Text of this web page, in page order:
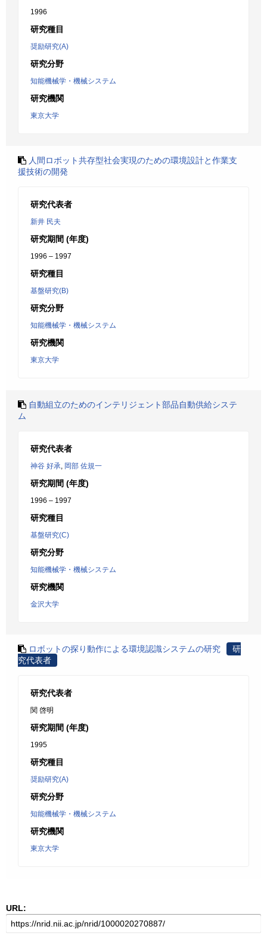
1996
研究種目
奨励研究(A)
研究分野
知能機械学・機械システム
研究機関
東京大学
人間ロボット共存型社会実現のための環境設計と作業支
援技術の開発
研究代表者
新井 民夫
研究期間 (年度)
1996 – 1997
研究種目
基盤研究(B)
研究分野
知能機械学・機械システム
研究機関
東京大学
自動組立のためのインテリジェント部品自動供給システ
ム
研究代表者
神谷 好承, 岡部 佐規一
研究期間 (年度)
1996 – 1997
研究種目
基盤研究(C)
研究分野
知能機械学・機械システム
研究機関
金沢大学
ロボットの探り動作による環境認識システムの研究
研
究代表者
研究代表者
関 啓明
研究期間 (年度)
1995
研究種目
奨励研究(A)
研究分野
知能機械学・機械システム
研究機関
東京大学
URL: